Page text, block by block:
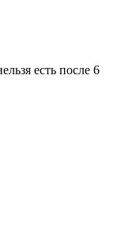
есть после 6